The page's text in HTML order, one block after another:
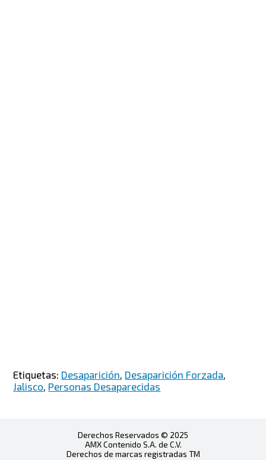
Etiquetas: Desaparición Desaparición Forzada
Jalisco Personas Desaparecidas
Derechos Reservados © 2025
AMX Contenido S.A. de C.V.
Derechos de marcas registradas TM